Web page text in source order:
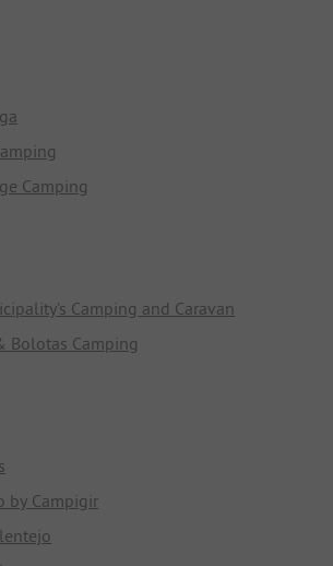
Camping
Camping and Caravan
Bolotas Camping
by Campigir